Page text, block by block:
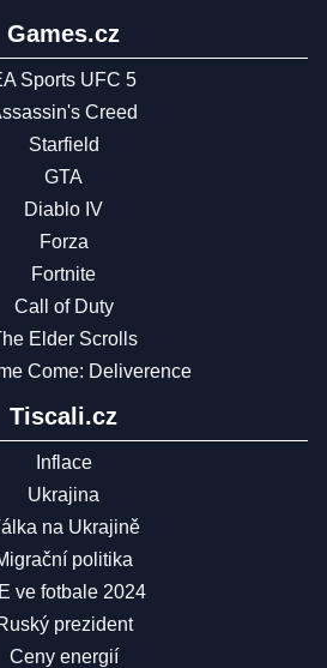
Games.cz
Sports UFC 5
Creed
Starfield
GTA
Diablo IV
Forza
Fortnite
Call of Duty
Elder Scrolls
Come: Deliverence
Tiscali.cz
Inflace
Ukrajina
na Ukrajině
politika
ve fotbale 2024
prezident
Ceny energií